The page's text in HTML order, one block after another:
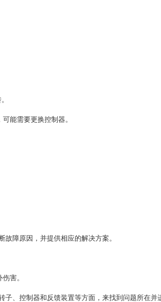
能需要更换控制器。
障原因，并提供相应的解决方案。
害。
、控制器和反馈装置等方面，来找到问题所在并